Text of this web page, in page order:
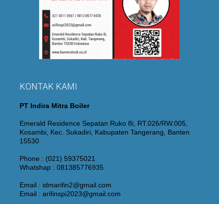
KONTAK KAMI
PT Indira Mitra Boiler
Emerald Residence Sepatan Ruko 8i, RT.026/RW.005,
Kosambi, Kec. Sukadiri, Kabupaten Tangerang, Banten
15530
Phone : (021) 59375021
Whatshap : 081385776935
Email : idmarifin2@gmail.com
Email : arifinspi2023@gmail.com